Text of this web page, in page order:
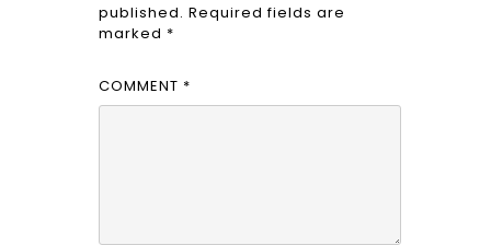
published. Required fields are
marked *
COMMENT *